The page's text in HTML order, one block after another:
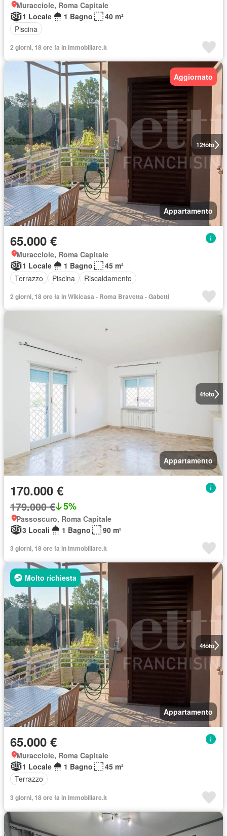
Muracciole, Roma Capitale
1 Locale
1 Bagno
40 m²
Piscina
2 giorni, 18 ore fa in Immobiliare.it
12foto
Aggiornato
Appartamento
65.000 €
Muracciole, Roma Capitale
1 Locale
1 Bagno
45 m²
Terrazzo
Piscina Riscaldamento
2 giorni, 18 ore fa in Wikicasa - Roma Bravetta - Gabetti
4foto
Appartamento
170.000 €
179.000 € 5%
Passoscuro, Roma Capitale
3 Locali
1 Bagno 90 m²
3 giorni, 18 ore fa in Immobiliare.it
4foto
Molto richiesta
Appartamento
65.000 €
Muracciole, Roma Capitale
1 Locale
1 Bagno
45 m²
Terrazzo
3 giorni, 18 ore fa in Immobiliare.it